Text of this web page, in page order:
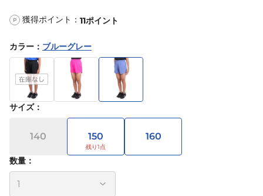
P 獲得ポイント： 11ポイント
カラー ： ブルーグレー
サイズ：
140 150 160
数量：